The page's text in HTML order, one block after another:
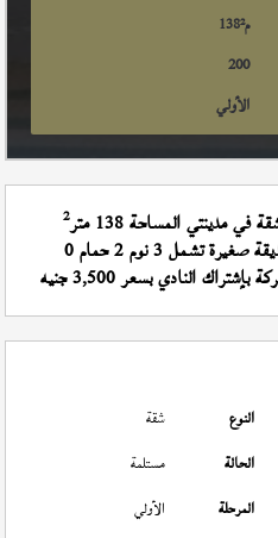
138م²
200
الأولي
مدينتي المساحة 138 متر 2
بالطابق 0 بحري و قبلي تطل على حديقة صغيرة تشمل 3 نوم 2 حمام 0
النادي بسعر 3,500 جنيه
النوع
شقة
الحالة
مستلمة
المرحلة
الأولي